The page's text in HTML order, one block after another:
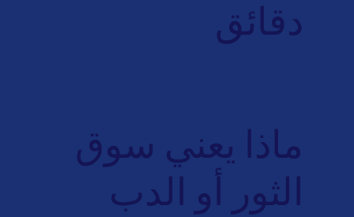
دقائق
ماذا يعني سوق
الثور أو الدب